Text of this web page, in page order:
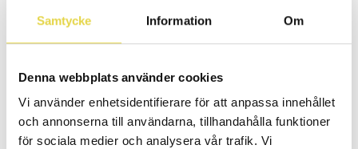
Samtycke Information Om
Denna webbplats använder cookies
Vi använder enhetsidentifierare för att anpassa innehållet
och annonserna till användarna, tillhandahålla funktioner
för sociala medier och analysera vår trafik. Vi
Artrosskola
Älskar du att löpa cykla vandra …
2024-11-04 | 1 min lästid
Nyheter